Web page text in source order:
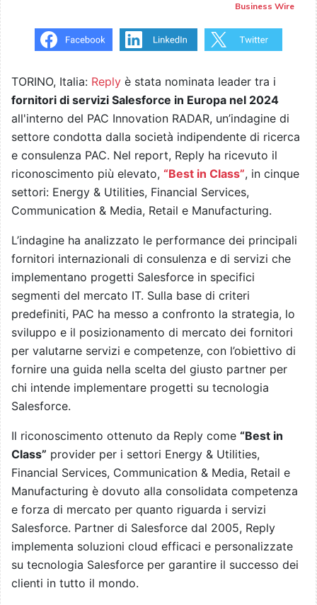
Business Wire
TORINO, Italia: Reply è stata nominata leader tra i
fornitori di servizi Salesforce in Europa nel 2024
all'interno del PAC Innovation RADAR, un’indagine di
settore condotta dalla società indipendente di ricerca
e consulenza PAC. Nel report, Reply ha ricevuto il
riconoscimento più elevato, “Best in Class”, in cinque
settori: Energy & Utilities, Financial Services,
Communication & Media, Retail e Manufacturing.
L’indagine ha analizzato le performance dei principali
fornitori internazionali di consulenza e di servizi che
implementano progetti Salesforce in specifici
segmenti del mercato IT. Sulla base di criteri
predefiniti, PAC ha messo a confronto la strategia, lo
sviluppo e il posizionamento di mercato dei fornitori
per valutarne servizi e competenze, con l’obiettivo di
fornire una guida nella scelta del giusto partner per
chi intende implementare progetti su tecnologia
Salesforce.
Il riconoscimento ottenuto da Reply come “Best in
Class” provider per i settori Energy & Utilities,
Financial Services, Communication & Media, Retail e
Manufacturing è dovuto alla consolidata competenza
e forza di mercato per quanto riguarda i servizi
Salesforce. Partner di Salesforce dal 2005, Reply
implementa soluzioni cloud efficaci e personalizzate
su tecnologia Salesforce per garantire il successo dei
clienti in tutto il mondo.